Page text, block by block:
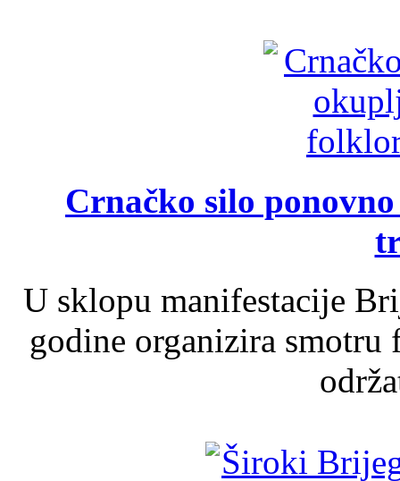
Crnačko silo
U sklopu manifestacije
godine organizira